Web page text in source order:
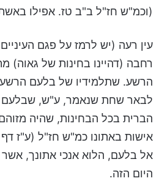
(וכמ"ש חז"ל ב"ב טז. אפילו
עין רעה (יש לרמז על פגם
רחבה (דהיינו בחינות של גאוה)
הרשע. שתלמידיו של בלעם הרשע
לבאר שחת שנאמר, ע"ש, שבלעם
הברית בכל הבחינות, שהיה
אישות באתונו כמ"ש חז"ל (ע"ז
אל בלעם, הלוא אנכי אתונך,
היום הזה.